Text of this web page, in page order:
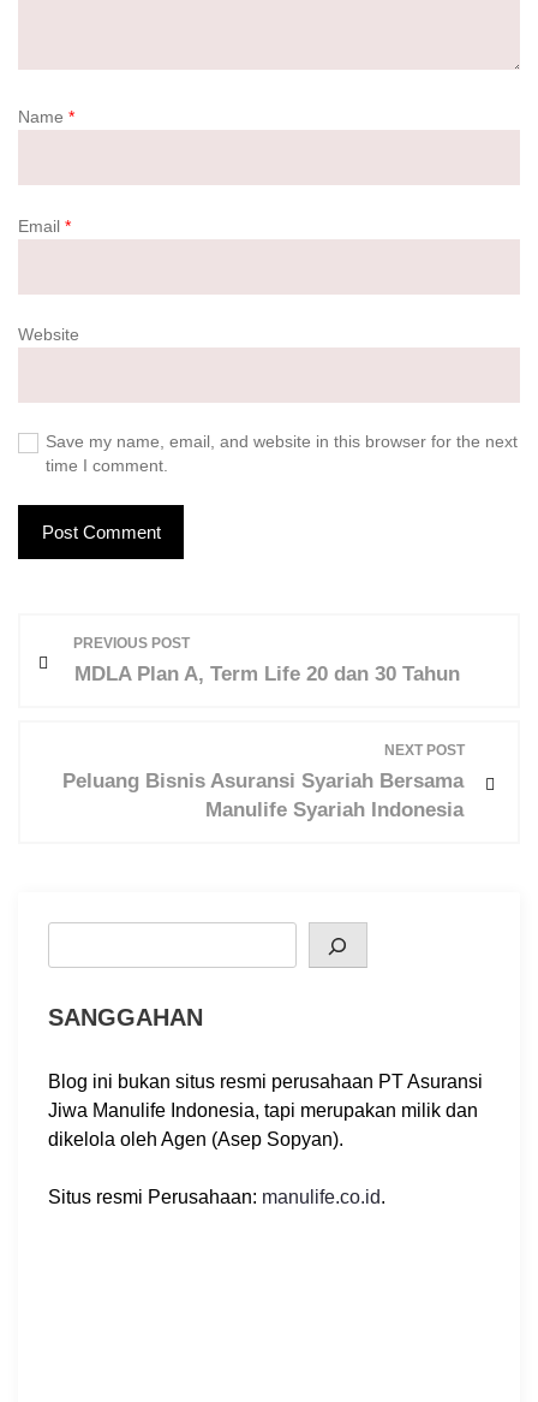
Name *
Email *
Website
Save my name, email, and website in this browser for the next
time I comment.
PREVIOUS POST
MDLA Plan A, Term Life 20 dan 30 Tahun
NEXT POST
Peluang Bisnis Asuransi Syariah Bersama
Manulife Syariah Indonesia
SANGGAHAN
Blog ini bukan situs resmi perusahaan PT Asuransi
Jiwa Manulife Indonesia, tapi merupakan milik dan
dikelola oleh Agen (Asep Sopyan).
Situs resmi Perusahaan: manulife.co.id.